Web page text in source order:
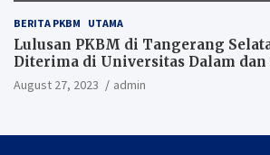
BERITA PKBM UTAMA
Lulusan PKBM di Tangerang
Diterima di Universitas Dalam
August 27, 2023 admin